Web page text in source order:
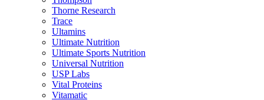
Thorne Research
Trace
Ultamins
Ultimate Nutrition
Ultimate Sports Nutrition
Universal Nutrition
USP Labs
Vital Proteins
Vitamatic